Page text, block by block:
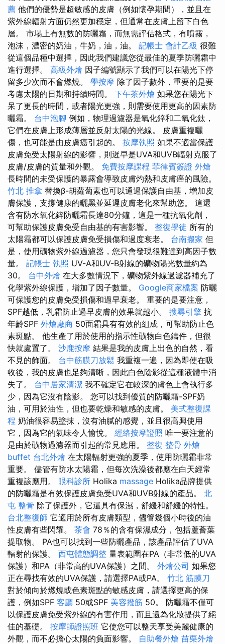
薦 他們的優勢是超敏感的皮膚（例如懷孕期間），並且在
紫外線輻射方面仍然更加穩定，但通常在皮膚上留下白色
層。 市場上有無數的防曬霜，而無需評估格式，有噴霧，
泡沫，濃密的奶油，牛奶，油，油。 記帳士 會計乙級 很難
從這個品種中選擇，因此我們建議您從最佳的夏季防曬霜中
進行選擇。 高級外燴 因子編號顯示了我們可以在陽光下停
留多少次而不會燃燒。 學按摩 除了因子數外，重要的是要
考慮太陽的日期和持續時間。 下午茶外燴 如果您在陽光下
呆了更長的時間，或者陽光更強，則需要使用更高的因素防
曬霜。 台中泡腳 例如，物理過濾器是氧化鋅和二氧化鈦，
它們在皮膚上形成薄層並反射太陽的光線。 皮膚重複曬
傷，也可能是由皮膚癌引起的。 按摩執照 如果不適當保護
皮膚免受太陽射線的影響，則遲早是UVA和UVB輻射克服了
皮膚/皮膚的質量和外觀。 免費按摩課程 菲律賓簽證 外燴
長時間的未受保護的暴露會導致皮膚灼熱和皮膚癌的風險。
竹北 推拿 替換β-胡蘿蔔素也可以通過保護自由基，增加皮
膚保護，支撐健康的曬黑並延遲皮膚老化來幫助您。 這還
含有防水氧化鋅防曬霜長達80分鐘，這是一種抗氧化劑，
可幫助保護皮膚免受自由基的有害影響。 整復學徒 所有的
太陽霜都可以保護皮膚免受損傷和過度衰老。 台南搬家 但
是，使用礦物紫外線過濾器，您只會發現很難達到高因子數
量。 記帳士 執照 UV-A和UV-B射線的礦物陽光數量約為
30。 台中外燴 在大多數情況下，礦物紫外線過濾器補充了
化學紫外線保護，增加了因子數量。 Google商家檔案 防曬
可保護您的皮膚免受損傷和過早衰老。 重要的是要注意，
SPF越低，乳霜防止過早皮膚的效果就越小。 搜尋引擎 抗
年齡SPF 外燴廠商 50面霜具有有效的組成，可幫助防止色
素斑點。 他生產了用於使用的指示性礦物白色鑄件，但很
快就處置了。 沙鹿按摩 結果是我的皮膚上出色的自然，看
不見的飾面。 台中筋膜刀放鬆 我重複一遍，因為即使在吸
收後，我的皮膚也足夠清晰，因此白色陰影從這種液體中消
失了。 台中居家清潔 我不確定它在較深的膚色上會執行多
少，因為它沒有陰影。 您可以找到優質的防曬霜-SPF奶
油，可用於油性，但也要乾燥和敏感的皮膚。 美式整復課
程 奶油很容易塗抹，沒有油膩的感覺，並且很高興使用
它，因為它的氣味令人愉悅。 經絡按摩證照 唯一要注意的
是由於礦物過濾器而引起的常見應用。 整復 整骨 外燴
buffet 台北外燴 在太陽輻射更強的夏季，使用防曬霜非常
重要。 儘管有防水太陽霜，但每次洗澡後都應在白天經常
重複該應用。 眼科診所 Holika massage Holika品牌提供
的防曬霜是有效保護皮膚免受UVA和UVB射線的產品。 北
屯 整骨 除了保護外，它還具有保濕，舒緩和舒緩的特性。
台北整復師 它適用於所有皮膚類型，儘管幾個小時後的油
性皮膚有些閃耀。 茶會 78％的含有保濕成分，包括蘆薈葉
提取物。 PA也可以找到一些防曬產品，該產品評估了UVA
輻射的保護。 西屯體態調整 量表範圍在PA（非常低的UVA
保護）和PA（非常高的UVA保護）之間。 外燴公司 如果您
正在尋找有效的UVA保護，請選擇PA或PA。 竹北 筋膜刀
對於傾向於燃燒或色素斑點的敏感皮膚，請選擇更高的保
護，例如SPF 客廳 50或SPF 美容撥筋 50。 防曬霜不僅可
以保護皮膚免受紫外線的有害作用，而且還為化妝提供了絕
佳的基礎。 按摩師證照班 它使您可以整天享受美麗健康的
外觀，而不必擔心太陽的負面影響。 自助餐外燴 苗栗外燴